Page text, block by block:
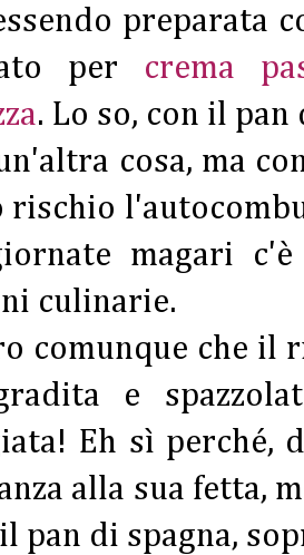
preparata
per crema
. Lo so, con il
cosa, ma
magari
culinarie.
comunque che il
e
Eh sì perché,
alla sua fetta,
pan di spagna,